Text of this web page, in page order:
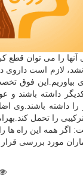
را می توان قطع
نشد، لازم است داروی
بیاوریم.این فوق
داشته باشند
داشته باشند.وی
را تحمل
همه این راه ها را
مورد بررسی